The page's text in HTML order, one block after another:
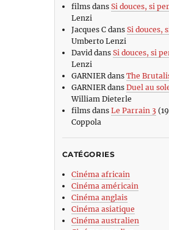
filmsdans Si douces, si
Lenzi
Jacques Cdans Si douces,
Umberto Lenzi
David dans Si douces, si
Lenzi
GARNIERdans The
GARNIERdans Duel au
William Dieterle
filmsdans Le Parrain 3
Coppola
CATÉGORIES
Cinéma africain
Cinéma américain
Cinéma anglais
Cinéma asiatique
Cinéma australien